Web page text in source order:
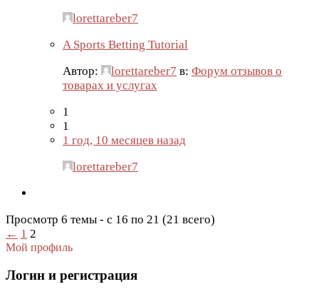
lorettareber7
A Sports Betting Tutorial
Автор:
lorettareber7 в: Форум отзывов о
товарах и услугах
1
1
1 год, 10 месяцев назад
lorettareber7
Просмотр 6 темы - с 16 по 21 (21 всего)
← 1 2
Мой профиль
Логин и регистрация